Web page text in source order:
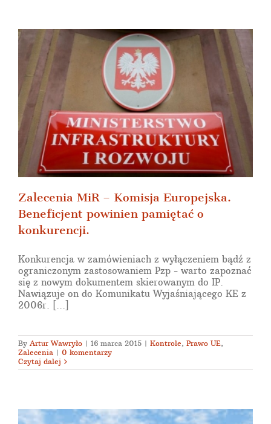
Zalecenia MiR – Komisja Europejska.
Beneficjent powinien pamiętać o
konkurencji.
Konkurencja w zamówieniach z wyłączeniem bądź z
ograniczonym zastosowaniem Pzp - warto zapoznać
się z nowym dokumentem skierowanym do IP.
Nawiązuje on do Komunikatu Wyjaśniającego KE z
2006r. [...]
By Artur Wawryło | 16 marca 2015 | Kontrole, Prawo UE,
Zalecenia | 0 komentarzy
Czytaj dalej